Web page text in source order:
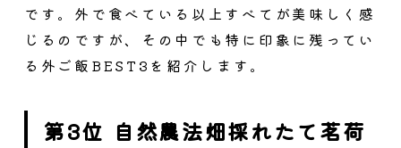
です。外で食べている以上すべてが美味しく感
じるのですが、その中でも特に印象に残ってい
る外ご飯BEST3を紹介します。
第3位 自然農法畑採れたて茗荷